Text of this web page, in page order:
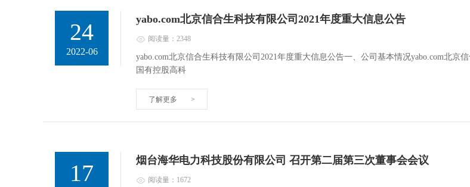
24
2022-06
yabo.com北京信合生科技有限公司2021年度重大信息公告
阅读量：2348
yabo.com北京信合生科技有限公司2021年度重大信息公告一、公司基本情况yabo.com北
国有控股高科
了解更多 >
17 烟台海华电力科技股份有限公司 召开第二届第三次董事会会议
阅读量：1672